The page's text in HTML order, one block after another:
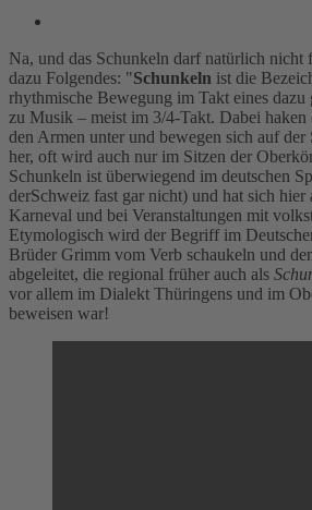
Na, und das Schunkeln darf natürlich
dazu Folgendes: "Schunkeln ist die
rhythmische Bewegung im Takt eines dazu
zu Musik – meist im 3/4-Takt. Dabei
den Armen unter und bewegen sich auf der
her, oft wird auch nur im Sitzen der
Schunkeln ist überwiegend im deutschen
derSchweiz fast gar nicht) und hat sich
Karneval und bei Veranstaltungen mit
Etymologisch wird der Begriff im
Brüder Grimm vom Verb schaukeln und
abgeleitet, die regional früher auch als
vor allem im Dialekt Thüringens und im
beweisen war!